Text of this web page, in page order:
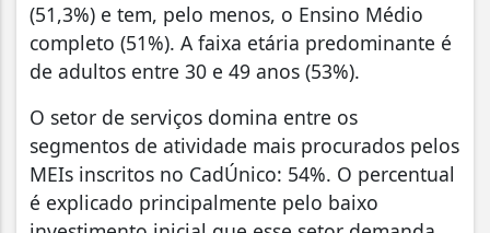
(51,3%) e tem, pelo menos, o Ensino Médio
completo (51%). A faixa etária predominante é
de adultos entre 30 e 49 anos (53%).
O setor de serviços domina entre os
segmentos de atividade mais procurados pelos
MEIs inscritos no CadÚnico: 54%. O percentual
é explicado principalmente pelo baixo